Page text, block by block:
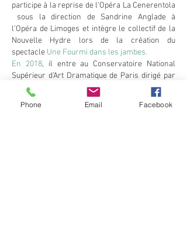
participe à la reprise de l’Opéra La Cenerentola
sous la direction de Sandrine Anglade à
l’Opéra de Limoges et intègre le collectif de la
Nouvelle Hydre lors de la création du
spectacle Une Fourmi dans les jambes.
En 2018, il entre au Conservatoire National
Supérieur d’Art Dramatique de Paris dirigé par
Claire Lasne-Darceuil où il travaille aux côtés
d’Arianne Mnouchkine (Indianostrum Théâtre
de Pondichery, Inde), Lazare, Gilles David de la
Phone Email Facebook